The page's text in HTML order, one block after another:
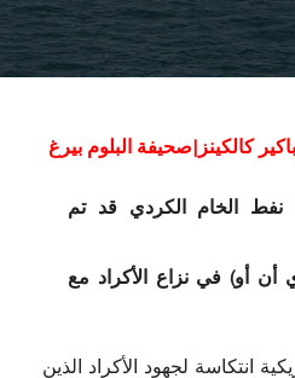
كالكينز|صحيفة البلوم بيرغ
الخام الكردي قد تم
أو) في نزاع الأكراد مع
انتكاسة لجهود الأكراد الذين